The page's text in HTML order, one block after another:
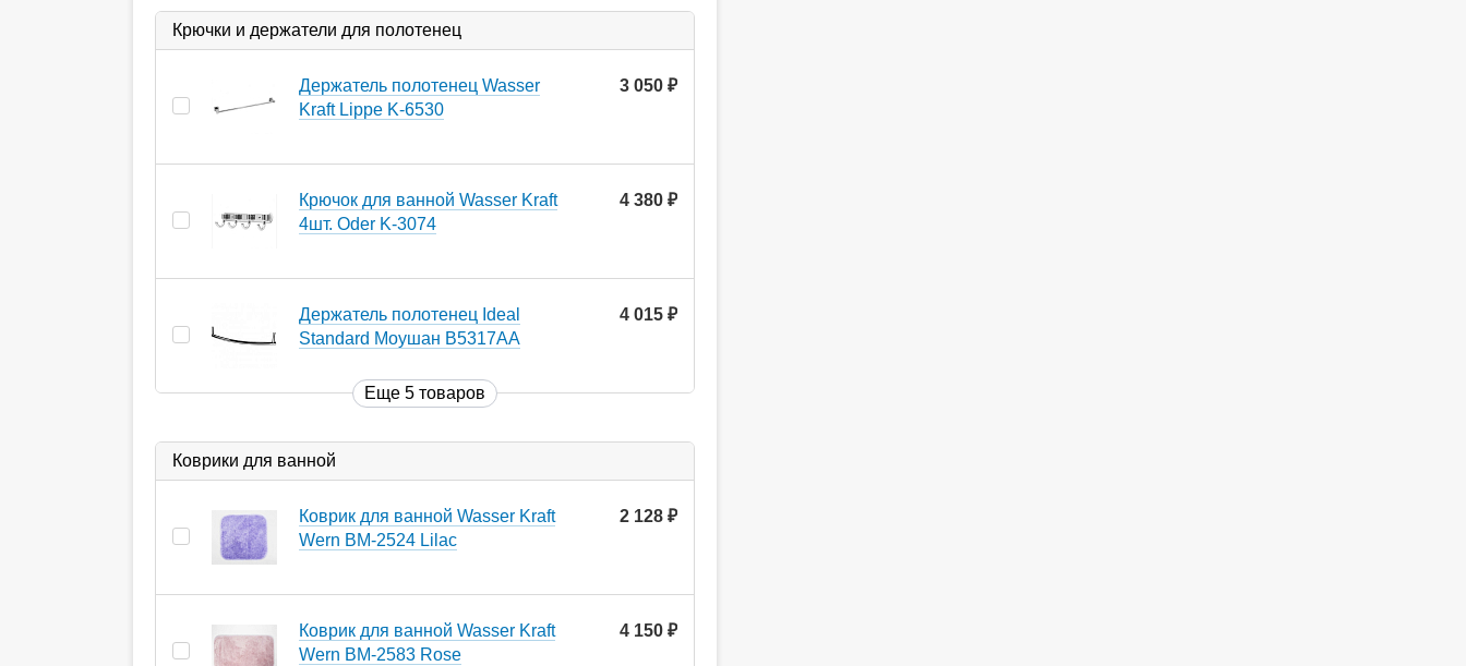
Крючки и держатели для полотенец
Держатель полотенец Wasser
Kraft Lippe K-6530
3 050
Крючок для ванной Wasser Kraft
4шт. Oder K-3074
4 380
Держатель полотенец Ideal
Standard Моушан B5317AA
4 015
Еще 5 товаров
Коврики для ванной
Коврик для ванной Wasser Kraft
Wern BM-2524 Lilac
2 128
Коврик для ванной Wasser Kraft
Wern BM-2583 Rose
4 150